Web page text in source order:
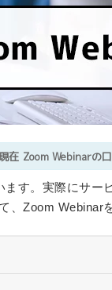
在 Zoom Webinarの
す。実際にサー
、Zoom Webinar